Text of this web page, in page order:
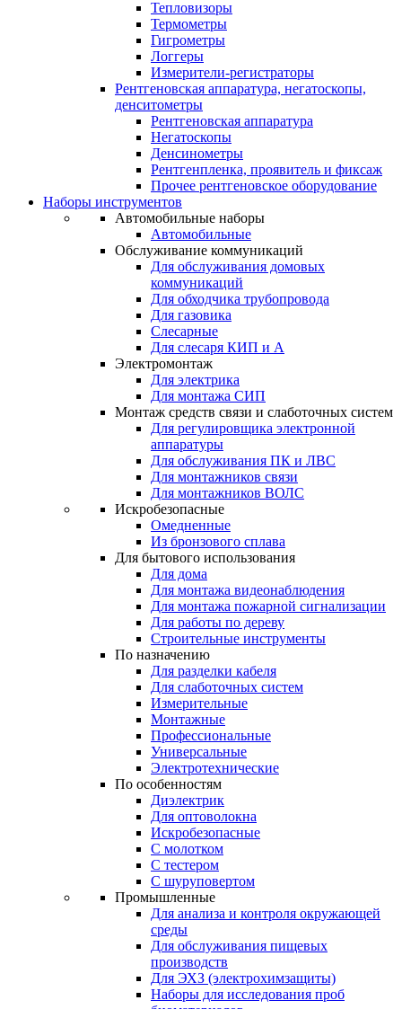
Тепловизоры
Термометры
Гигрометры
Логгеры
Измерители-регистраторы
Рентгеновская аппаратура, негатоскопы,
денситометры
Рентгеновская аппаратура
Негатоскопы
Денсинометры
Рентгенпленка, проявитель и фиксаж
Прочее рентгеновское оборудование
Наборы инструментов
Автомобильные наборы
Автомобильные
Обслуживание коммуникаций
Для обслуживания домовых
коммуникаций
Для обходчика трубопровода
Для газовика
Слесарные
Для слесаря КИП и А
Электромонтаж
Для электрика
Для монтажа СИП
Монтаж средств связи и слаботочных систем
Для регулировщика электронной
аппаратуры
Для обслуживания ПК и ЛВС
Для монтажников связи
Для монтажников ВОЛС
Искробезопасные
Омедненные
Из бронзового сплава
Для бытового использования
Для дома
Для монтажа видеонаблюдения
Для монтажа пожарной сигнализации
Для работы по дереву
Строительные инструменты
По назначению
Для разделки кабеля
Для слаботочных систем
Измерительные
Монтажные
Профессиональные
Универсальные
Электротехнические
По особенностям
Диэлектрик
Для оптоволокна
Искробезопасные
С молотком
С тестером
С шуруповертом
Промышленные
Для анализа и контроля окружающей
среды
Для обслуживания пищевых
производств
Для ЭХЗ (электрохимзащиты)
Наборы для исследования проб